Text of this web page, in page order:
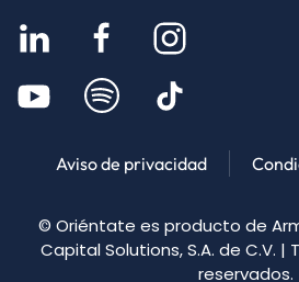
Aviso de privacidad
© Oriéntate es producto de
Capital Solutions, S.A. de C.V. |
reservados.